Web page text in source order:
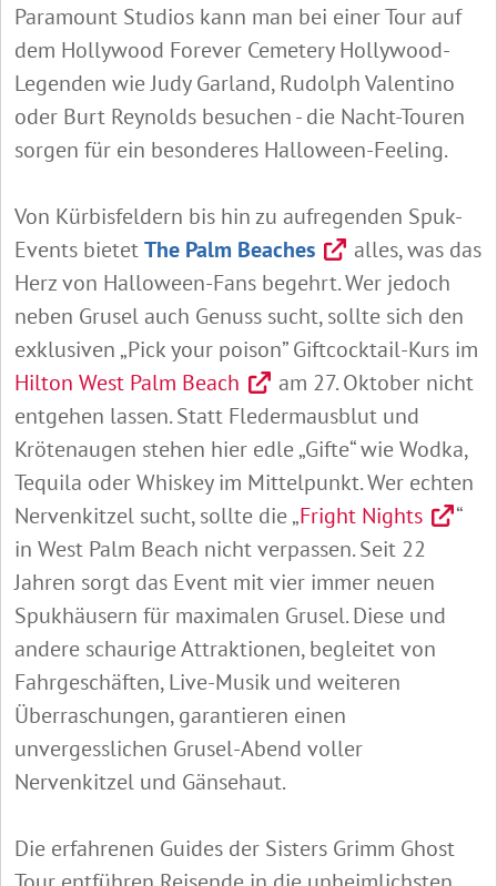
Paramount Studios kann man bei einer Tour auf
dem Hollywood Forever Cemetery Hollywood-
Legenden wie Judy Garland, Rudolph Valentino
oder Burt Reynolds besuchen - die Nacht-Touren
sorgen für ein besonderes Halloween-Feeling.
Von Kürbisfeldern bis hin zu aufregenden Spuk-
Events bietetThe Palm Beaches
alles, was das
Herz von Halloween-Fans begehrt. Wer jedoch
neben Grusel auch Genuss sucht, sollte sich den
exklusiven „Pick your poison” Giftcocktail-Kurs im
Hilton West Palm Beach
am 27. Oktober nicht
entgehen lassen. Statt Fledermausblut und
Krötenaugen stehen hier edle „Gifte“ wie Wodka,
Tequila oder Whiskey im Mittelpunkt. Wer echten
Nervenkitzel sucht, sollte die „Fright Nights
“
in West Palm Beach nicht verpassen. Seit 22
Jahren sorgt das Event mit vier immer neuen
Spukhäusern für maximalen Grusel. Diese und
andere schaurige Attraktionen, begleitet von
Fahrgeschäften, Live-Musik und weiteren
Überraschungen, garantieren einen
unvergesslichen Grusel-Abend voller
Nervenkitzel und Gänsehaut.
Die erfahrenen Guides der Sisters Grimm Ghost